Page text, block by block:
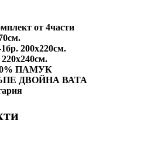
от 4части
200х220см.
ПАМУК
ДВОЙНА ВАТА